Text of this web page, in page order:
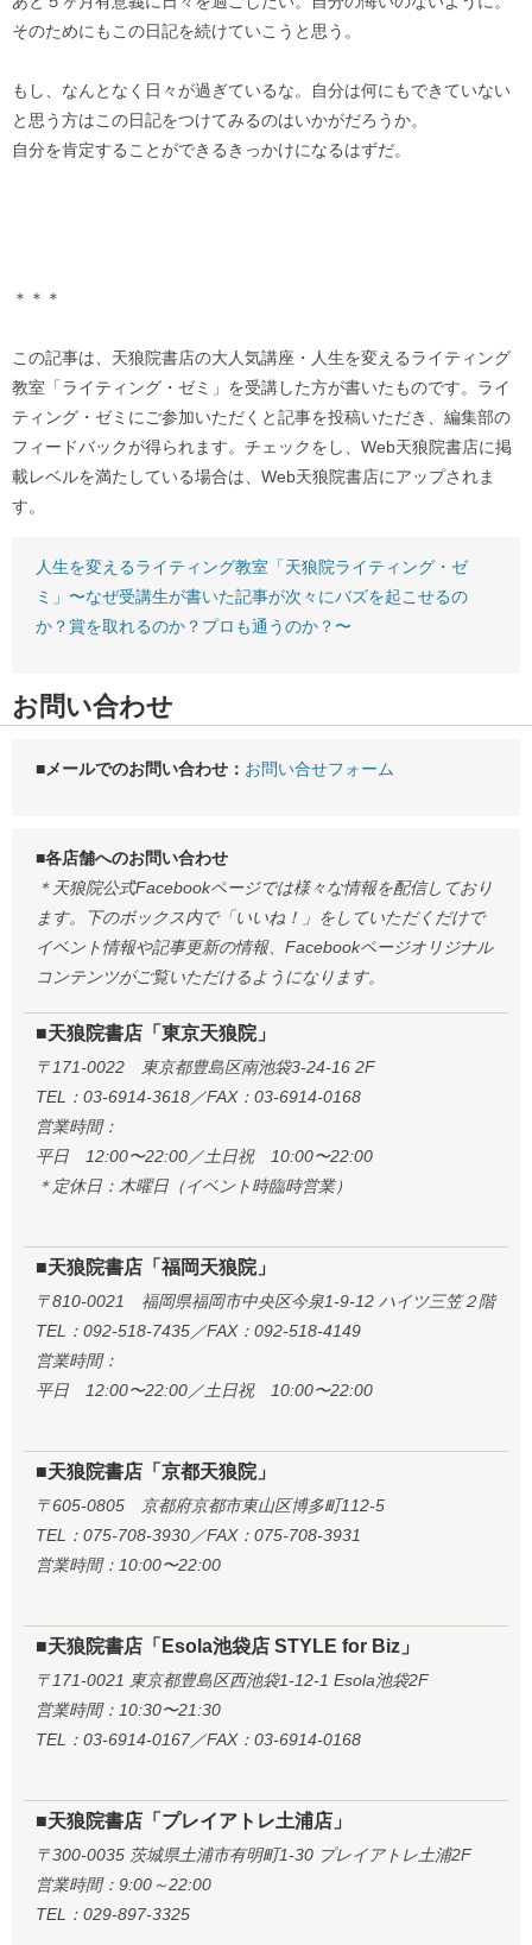
そのためにもこの日記を続けていこうと思う。
もし、なんとなく日々が過ぎているな。自分は何にもできていない
と思う方はこの日記をつけてみるのはいかがだろうか。
自分を肯定することができるきっかけになるはずだ。
＊＊＊
この記事は、天狼院書店の大人気講座・人生を変えるライティング
教室「ライティング・ゼミ」を受講した方が書いたものです。ライ
ティング・ゼミにご参加いただくと記事を投稿いただき、編集部の
フィードバックが得られます。チェックをし、Web天狼院書店に掲
載レベルを満たしている場合は、Web天狼院書店にアップされま
す。
人生を変えるライティング教室「天狼院ライティング・ゼ
ミ」〜なぜ受講生が書いた記事が次々にバズを起こせるの
か？賞を取れるのか？プロも通うのか？〜
お問い合わせ
■メールでのお問い合わせ： お問い合せフォーム
■各店舗へのお問い合わせ
＊天狼院公式Facebookページでは様々な情報を配信しており
ます。下のボックス内で「いいね！」をしていただくだけで
イベント情報や記事更新の情報、Facebookページオリジナル
コンテンツがご覧いただけるようになります。
■天狼院書店「東京天狼院」
〒171-0022 東京都豊島区南池袋3-24-16 2F
TEL：03-6914-3618／FAX：03-6914-0168
営業時間：
平日 12:00〜22:00／土日祝 10:00〜22:00
＊定休日：木曜日（イベント時臨時営業）
■天狼院書店「福岡天狼院」
〒810-0021 福岡県福岡市中央区今泉1-9-12 ハイツ三笠２階
TEL：092-518-7435／FAX：092-518-4149
営業時間：
平日 12:00〜22:00／土日祝 10:00〜22:00
■天狼院書店「京都天狼院」
〒605-0805 京都府京都市東山区博多町112-5
TEL：075-708-3930／FAX：075-708-3931
営業時間：10:00〜22:00
■天狼院書店「Esola池袋店 STYLE for Biz」
〒171-0021 東京都豊島区西池袋1-12-1 Esola池袋2F
営業時間：10:30〜21:30
TEL：03-6914-0167／FAX：03-6914-0168
■天狼院書店「プレイアトレ土浦店」
〒300-0035 茨城県土浦市有明町1-30 プレイアトレ土浦2F
営業時間：9:00～22:00
TEL：029-897-3325